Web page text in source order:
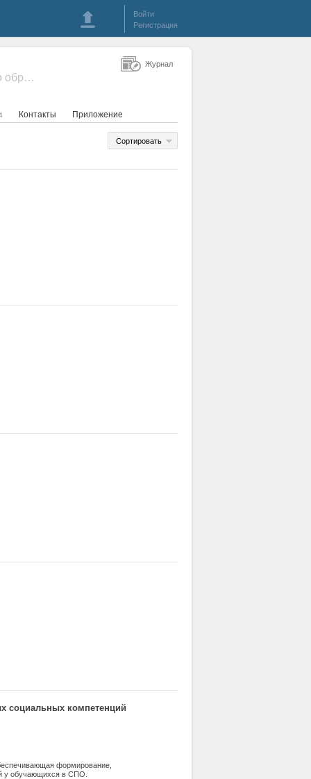
Войти
Регистрация
- Инновационное развитие профессионального образования
Контакты Приложение
Сортировать
социальных компетенций
формирование,
у обучающихся в СПО.
Журнал